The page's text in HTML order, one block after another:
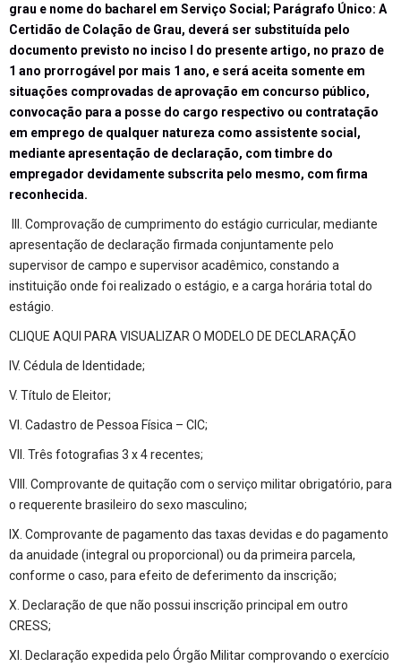
grau e nome do bacharel em Serviço Social; Parágrafo Único: A
Certidão de Colação de Grau, deverá ser substituída pelo
documento previsto no inciso I do presente artigo, no prazo de
1 ano prorrogável por mais 1 ano, e será aceita somente em
situações comprovadas de aprovação em concurso público,
convocação para a posse do cargo respectivo ou contratação
em emprego de qualquer natureza como assistente social,
mediante apresentação de declaração, com timbre do
empregador devidamente subscrita pelo mesmo, com firma
reconhecida.
III. Comprovação de cumprimento do estágio curricular, mediante
apresentação de declaração firmada conjuntamente pelo
supervisor de campo e supervisor acadêmico, constando a
instituição onde foi realizado o estágio, e a carga horária total do
estágio.
CLIQUE AQUI PARA VISUALIZAR O MODELO DE DECLARAÇÃO
IV. Cédula de Identidade;
V. Título de Eleitor;
VI. Cadastro de Pessoa Física – CIC;
VII. Três fotografias 3 x 4 recentes;
VIII. Comprovante de quitação com o serviço militar obrigatório, para
o requerente brasileiro do sexo masculino;
IX. Comprovante de pagamento das taxas devidas e do pagamento
da anuidade (integral ou proporcional) ou da primeira parcela,
conforme o caso, para efeito de deferimento da inscrição;
X. Declaração de que não possui inscrição principal em outro
CRESS;
XI. Declaração expedida pelo Órgão Militar comprovando o exercício